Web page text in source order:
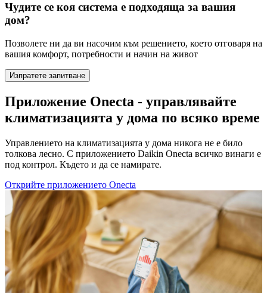
Чудите се коя система е подходяща за вашия
дом?
Позволете ни да ви насочим към решението, което отговаря на
вашия комфорт, потребности и начин на живот
Изпратете запитване
Приложение Onecta - управлявайте
климатизацията у дома по всяко време
Управлението на климатизацията у дома никога не е било
толкова лесно. С приложението Daikin Onecta всичко винаги е
под контрол. Където и да се намирате.
Открийте приложението Onecta